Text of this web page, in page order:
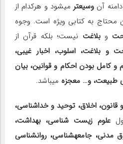
آن وسیع‎تر
می‎شود و هرکدام از
محتاج به کتابی ویژه است. وجوه
وبلاغت نیست؛ بلکه قرآن از
و بلاغت، اسلوب، اخبار غیبی،
کامل بودن احکام و قوانین، بیان
طبیعت، و… معجزه می‎باشد.
اخلاق، توحید و خداشناسی،
علوم زیست‎ شناسی، بهداشت،
اقتصاد، زراعت، نجوم و حقوق مدنی، جامعه‎شناسی، روان‎شناسی